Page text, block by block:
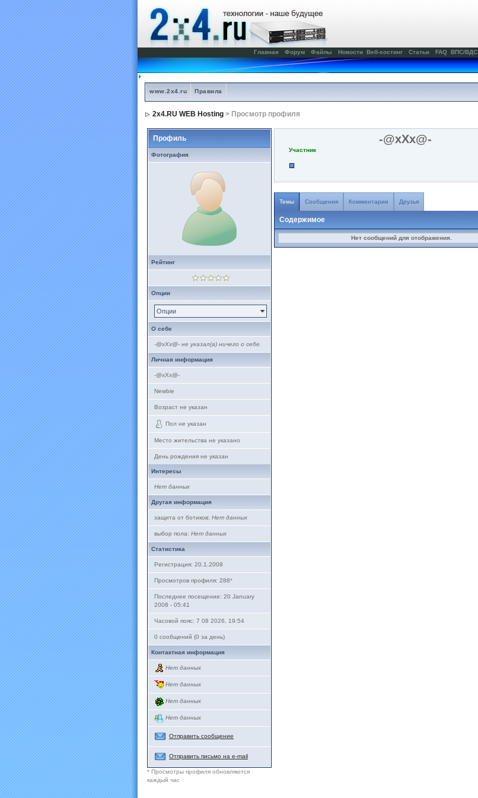
Главная Форум Файлы Новости Веб-хостинг Статьи FAQ ВПС/ВДС
www.2x4.ru Правила
2x4.RU WEB Hosting > Просмотр профиля
Профиль
Фотография
Рейтинг
Опции
Опции
О себе
-@xXx@- не указал(а) ничего о себе.
Личная информация
-@xXx@-
Newbie
Возраст не указан
Пол не указан
Место жительства не указано
День рождения не указан
Интересы
Нет данных
Другая информация
защита от ботиков: Нет данных
выбор пола: Нет данных
Статистика
Регистрация: 20.1.2008
Просмотров профиля: 288*
Последнее посещение: 20 January
2008 - 05:41
Часовой пояс: 7 08 2026, 19:54
0 сообщений (0 за день)
Контактная информация
Нет данных
Нет данных
Нет данных
Нет данных
Отправить сообщение
Отправить письмо на e-mail
* Просмотры профиля обновляются
каждый час
-@xXx@-
Участник
Темы Сообщения Комментарии Друзья
Содержимое
Нет сообщений для отображения.